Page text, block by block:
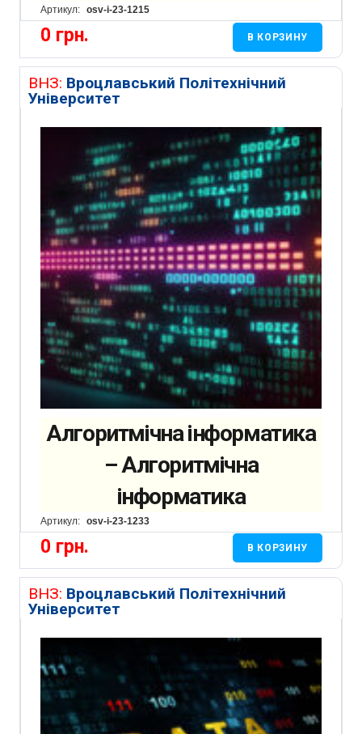
Артикул: osv-i-23-1215
0 грн. В КОРЗИНУ
ВНЗ: Вроцлавський Політехнічний
Університет
Алгоритмічна інформатика
– Алгоритмічна
інформатика
Артикул: osv-i-23-1233
0 грн. В КОРЗИНУ
ВНЗ: Вроцлавський Політехнічний
Університет